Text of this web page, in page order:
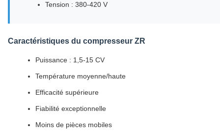
Tension : 380-420 V
Caractéristiques du compresseur ZR
Puissance : 1,5-15 CV
Température moyenne/haute
Efficacité supérieure
Fiabilité exceptionnelle
Moins de pièces mobiles